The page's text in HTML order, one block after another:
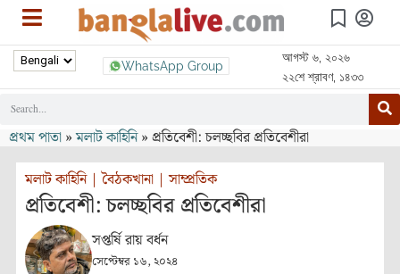
WhatsApp Group
আগস্ট ৬, ২০২৬
২২শে শ্রাবণ, ১৪৩৩
প্রথম পাতা »মলাট কাহিনি»প্রতিবেশী: চলচ্ছবির প্রতিবেশীরা
মলাট কাহিনি|বৈঠকখানা |সাম্প্রতিক
প্রতিবেশী: চলচ্ছবির প্রতিবেশীরা
সপ্তর্ষি রায় বর্ধন
সেপ্টেম্বর ১৬, ২০২৪